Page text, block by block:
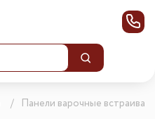
Панели варочные